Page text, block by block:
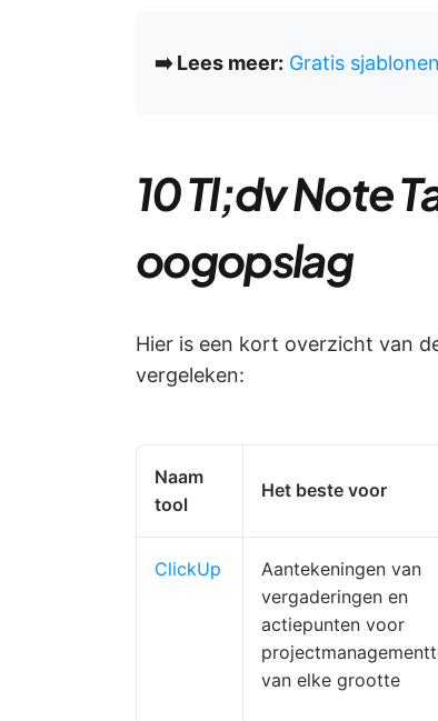
➡️ Lees meer: Gratis
10 Tl;dv Note
oogopslag
Hier is een kort overzicht van
vergeleken:
Naam
tool
Het beste voor
ClickUp
Aantekeningen van
vergaderingen en
actiepunten voor
van elke grootte